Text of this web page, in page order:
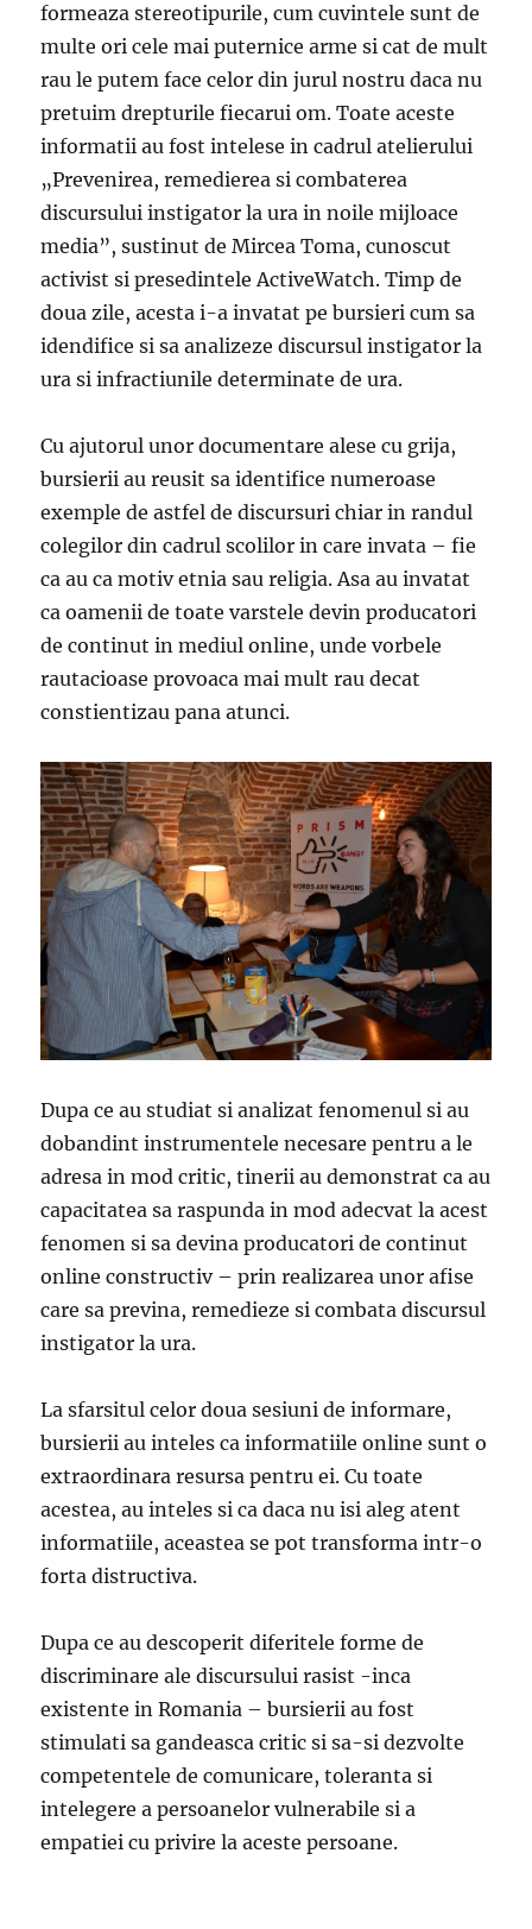
formeaza stereotipurile, cum cuvintele sunt de
multe ori cele mai puternice arme si cat de mult
rau le putem face celor din jurul nostru daca nu
pretuim drepturile fiecarui om. Toate aceste
informatii au fost intelese in cadrul atelierului
„Prevenirea, remedierea si combaterea
discursului instigator la ura in noile mijloace
media”, sustinut de Mircea Toma, cunoscut
activist si presedintele ActiveWatch. Timp de
doua zile, acesta i-a invatat pe bursieri cum sa
idendifice si sa analizeze discursul instigator la
ura si infractiunile determinate de ura.
Cu ajutorul unor documentare alese cu grija,
bursierii au reusit sa identifice numeroase
exemple de astfel de discursuri chiar in randul
colegilor din cadrul scolilor in care invata – fie
ca au ca motiv etnia sau religia. Asa au invatat
ca oamenii de toate varstele devin producatori
de continut in mediul online, unde vorbele
rautacioase provoaca mai mult rau decat
constientizau pana atunci.
Dupa ce au studiat si analizat fenomenul si au
dobandint instrumentele necesare pentru a le
adresa in mod critic, tinerii au demonstrat ca au
capacitatea sa raspunda in mod adecvat la acest
fenomen si sa devina producatori de continut
online constructiv – prin realizarea unor afise
care sa previna, remedieze si combata discursul
instigator la ura.
La sfarsitul celor doua sesiuni de informare,
bursierii au inteles ca informatiile online sunt o
extraordinara resursa pentru ei. Cu toate
acestea, au inteles si ca daca nu isi aleg atent
informatiile, aceastea se pot transforma intr-o
forta distructiva.
Dupa ce au descoperit diferitele forme de
discriminare ale discursului rasist -inca
existente in Romania – bursierii au fost
stimulati sa gandeasca critic si sa-si dezvolte
competentele de comunicare, toleranta si
intelegere a persoanelor vulnerabile si a
empatiei cu privire la aceste persoane.